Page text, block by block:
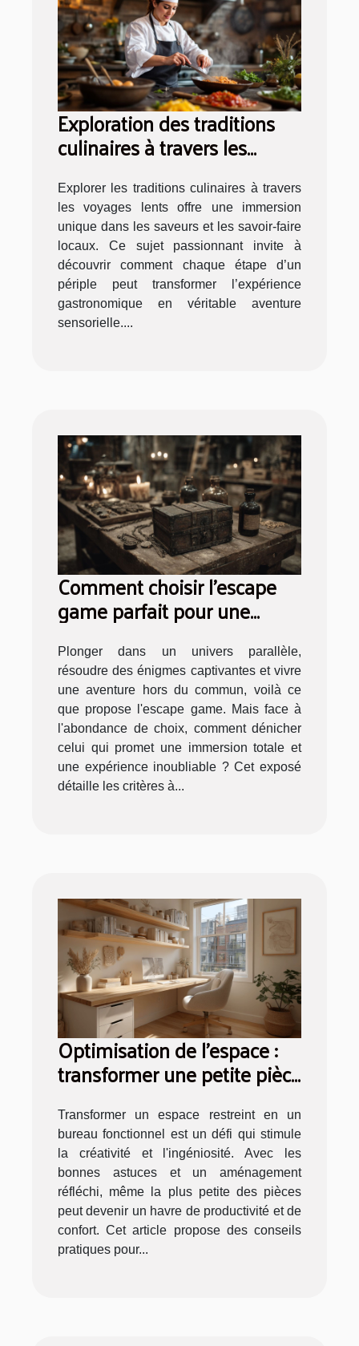
Exploration des traditions
culinaires à travers les
Explorer les traditions culinaires à travers
les voyages lents offre une immersion
unique dans les saveurs et les savoir-faire
locaux. Ce sujet passionnant invite à
découvrir comment chaque étape d’un
périple peut transformer l’expérience
gastronomique en véritable aventure
sensorielle....
Comment choisir l’escape
game parfait pour une
expérience immersive
Plonger dans un univers parallèle,
résoudre des énigmes captivantes et vivre
une aventure hors du commun, voilà ce
que propose l'escape game. Mais face à
l'abondance de choix, comment dénicher
celui qui promet une immersion totale et
une expérience inoubliable ? Cet exposé
détaille les critères à...
Optimisation de l'espace :
transformer une petite pièce
en bureau fonctionnel
Transformer un espace restreint en un
bureau fonctionnel est un défi qui stimule
la créativité et l'ingéniosité. Avec les
bonnes astuces et un aménagement
réfléchi, même la plus petite des pièces
peut devenir un havre de productivité et de
confort. Cet article propose des conseils
pratiques pour...